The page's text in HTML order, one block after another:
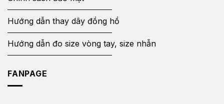
Hướng dẫn thay dây đồng hồ
Hướng dẫn đo size vòng tay, size nhẫn
FANPAGE